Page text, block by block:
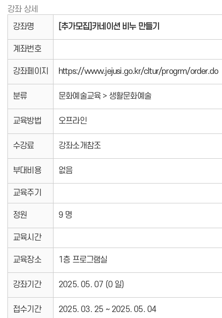
강좌 상세
강좌명
[추가모집]카네이션 비누 만들기
계좌번호
강좌페이지 https://www.jejusi.go.kr/cltur/progrm/order.do
분류 문화예술교육 > 생활문화예술
교육방법 오프라인
수강료 강좌소개참조
부대비용 없음
교육주기
정원 9 명
교육시간
교육장소 1층 프로그램실
강좌기간 2025. 05. 07 (0 일)
접수기간 2025. 03. 25 ~ 2025. 05. 04